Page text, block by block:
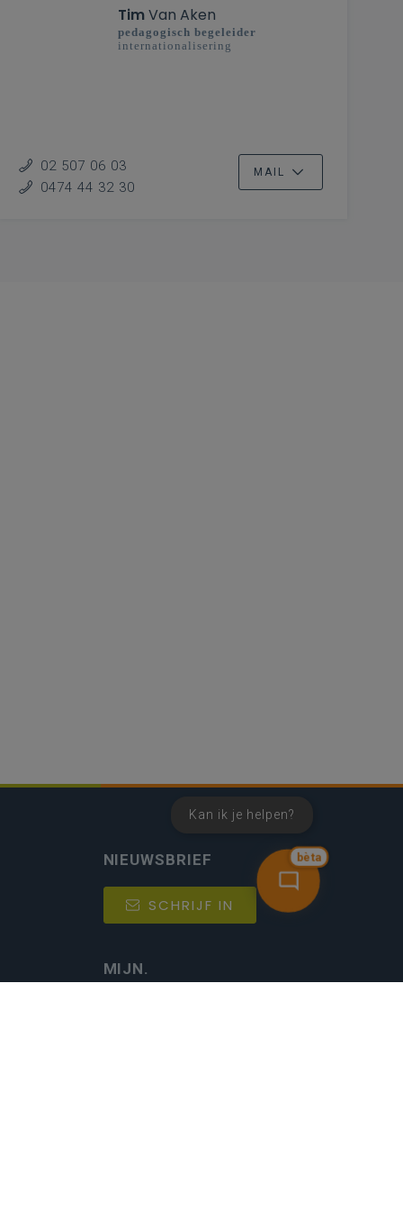
TimVan Aken
pedagogisch begeleider
internationalisering
02 507 06 03
0474 44 32 30
MAIL
bèta
Kan ik je helpen?
NIEUWSBRIEF
SCHRIJF IN
MIJN.